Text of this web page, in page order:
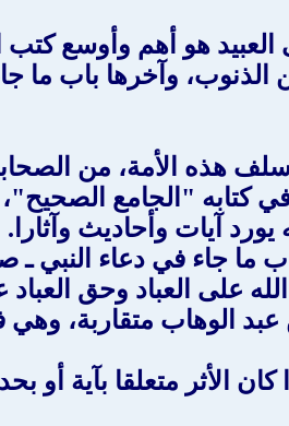
هو أهم وأوسع كتب
وآخرها باب ما
سلف هذه الأمة، من
في كتابه "الجامع
آيات وأحاديث وآثارا.
ما جاء في دعاء النبي ـ
على العباد وحق العباد
عبد الوهاب متقاربة،
كان الأثر متعلقا بآية